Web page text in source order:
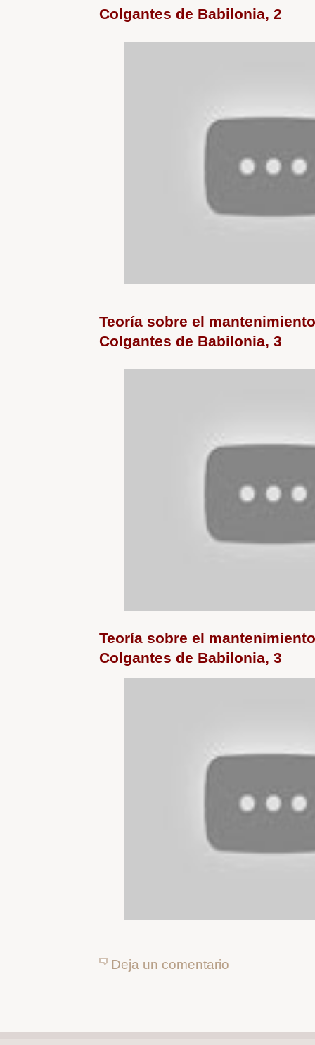
Colgantes de Babilonia, 2
Teoría sobre el
Colgantes de Babilonia, 3
Teoría sobre el
Colgantes de Babilonia, 3
Deja un comentario